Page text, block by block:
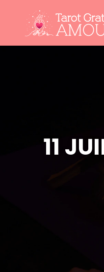
11